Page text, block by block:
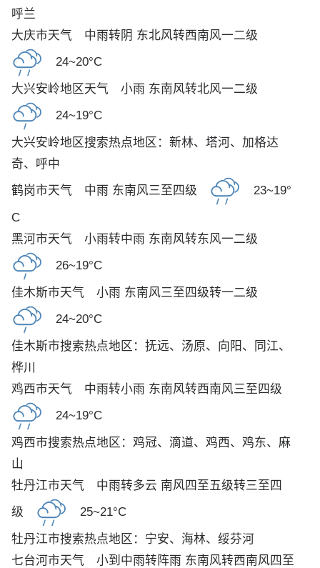
呼兰
大庆市天气 中雨转阴 东北风转西南风一二级
24~20°C
大兴安岭地区天气 小雨 东南风转北风一二级
24~19°C
大兴安岭地区搜索热点地区： 新林、 塔河、 加格达
奇、 呼中
鹤岗市天气 中雨 东南风三至四级 23~19°
C
黑河市天气 小雨转中雨 东南风转东风一二级
26~19°C
佳木斯市天气 小雨 东南风三至四级转一二级
24~20°C
佳木斯市搜索热点地区： 抚远、 汤原、 向阳 、 同江、
桦川
鸡西市天气 中雨转小雨 东南风转西南风三至四级
24~19°C
鸡西市搜索热点地区： 鸡冠、 滴道、 鸡西、 鸡东、 麻
山
牡丹江市天气 中雨转多云 南风四至五级转三至四
级
25~21°C
牡丹江市搜索热点地区： 宁安、 海林、 绥芬河
七台河市天气 小到中雨转阵雨 东南风转西南风四至